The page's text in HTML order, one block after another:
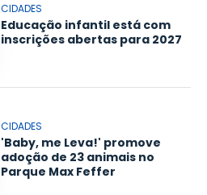
CIDADES
Educação infantil está com
inscrições abertas para 2027
CIDADES
'Baby, me Leva!' promove
adoção de 23 animais no
Parque Max Feffer